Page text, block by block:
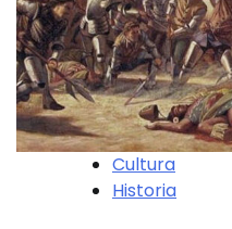
Cultura
Historia